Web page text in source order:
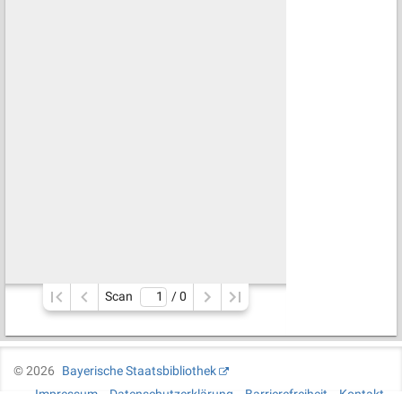
Scan / 0
©2026
Bayerische Staatsbibliothek